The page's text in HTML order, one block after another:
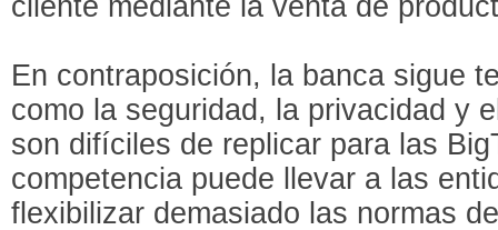
En contraposición, la banca sigue
como la seguridad, la privacidad y
son difíciles de replicar para las
competencia puede llevar a las
flexibilizar demasiado las normas